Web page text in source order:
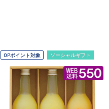
OPポイント対象 ソーシャルギフト